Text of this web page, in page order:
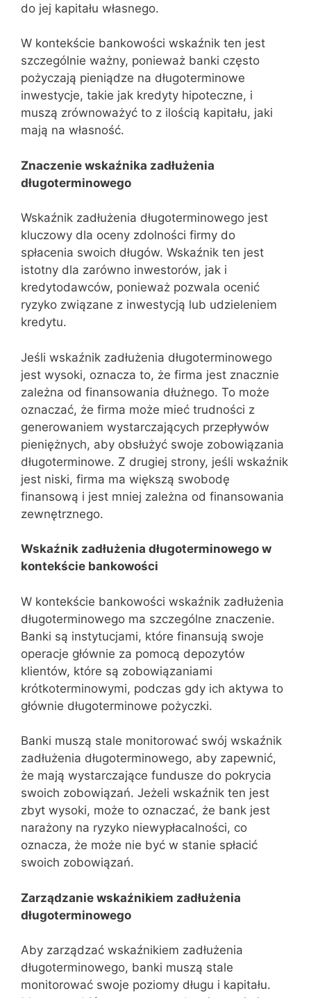
do jej kapitału własnego.
W kontekście bankowości wskaźnik ten jest
szczególnie ważny, ponieważ banki często
pożyczają pieniądze na długoterminowe
inwestycje, takie jak kredyty hipoteczne, i
muszą zrównoważyć to z ilością kapitału, jaki
mają na własność.
Znaczenie wskaźnika zadłużenia
długoterminowego
Wskaźnik zadłużenia długoterminowego jest
kluczowy dla oceny zdolności firmy do
spłacenia swoich długów. Wskaźnik ten jest
istotny dla zarówno inwestorów, jak i
kredytodawców, ponieważ pozwala ocenić
ryzyko związane z inwestycją lub udzieleniem
kredytu.
Jeśli wskaźnik zadłużenia długoterminowego
jest wysoki, oznacza to, że firma jest znacznie
zależna od finansowania dłużnego. To może
oznaczać, że firma może mieć trudności z
generowaniem wystarczających przepływów
pieniężnych, aby obsłużyć swoje zobowiązania
długoterminowe. Z drugiej strony, jeśli wskaźnik
jest niski, firma ma większą swobodę
finansową i jest mniej zależna od finansowania
zewnętrznego.
Wskaźnik zadłużenia długoterminowego w
kontekście bankowości
W kontekście bankowości wskaźnik zadłużenia
długoterminowego ma szczególne znaczenie.
Banki są instytucjami, które finansują swoje
operacje głównie za pomocą depozytów
klientów, które są zobowiązaniami
krótkoterminowymi, podczas gdy ich aktywa to
głównie długoterminowe pożyczki.
Banki muszą stale monitorować swój wskaźnik
zadłużenia długoterminowego, aby zapewnić,
że mają wystarczające fundusze do pokrycia
swoich zobowiązań. Jeżeli wskaźnik ten jest
zbyt wysoki, może to oznaczać, że bank jest
narażony na ryzyko niewypłacalności, co
oznacza, że może nie być w stanie spłacić
swoich zobowiązań.
Zarządzanie wskaźnikiem zadłużenia
długoterminowego
Aby zarządzać wskaźnikiem zadłużenia
długoterminowego, banki muszą stale
monitorować swoje poziomy długu i kapitału.